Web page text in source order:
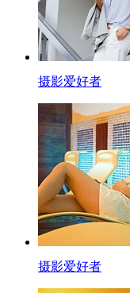
摄影爱好者
摄影爱好者